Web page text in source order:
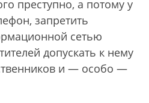
преступно, а потому у
запретить
сетью
допускать к нему
и — особо —